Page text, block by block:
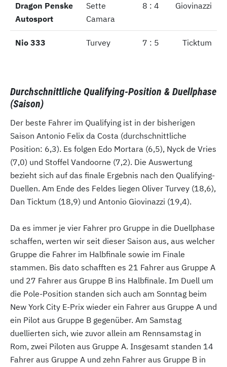
Dragon Penske
Autosport
Sette
Camara
8 : 4 Giovinazzi
Nio 333 Turvey 7 : 5 Ticktum
Dragon Penske
Autosport
Nio 333
Durchschnittliche Qualifying-Position & Duellphase
(Saison)
Der beste Fahrer im Qualifying ist in der bisherigen
Saison Antonio Felix da Costa (durchschnittliche
Position: 6,3). Es folgen Edo Mortara (6,5), Nyck de Vries
(7,0) und Stoffel Vandoorne (7,2). Die Auswertung
bezieht sich auf das finale Ergebnis nach den Qualifying-
Duellen. Am Ende des Feldes liegen Oliver Turvey (18,6),
Dan Ticktum (18,9) und Antonio Giovinazzi (19,4).
Da es immer je vier Fahrer pro Gruppe in die Duellphase
schaffen, werten wir seit dieser Saison aus, aus welcher
Gruppe die Fahrer im Halbfinale sowie im Finale
stammen. Bis dato schafften es 21 Fahrer aus Gruppe A
und 27 Fahrer aus Gruppe B ins Halbfinale. Im Duell um
die Pole-Position standen sich auch am Sonntag beim
New York City E-Prix wieder ein Fahrer aus Gruppe A und
ein Pilot aus Gruppe B gegenüber. Am Samstag
duellierten sich, wie zuvor allein am Rennsamstag in
Rom, zwei Piloten aus Gruppe A. Insgesamt standen 14
Fahrer aus Gruppe A und zehn Fahrer aus Gruppe B in